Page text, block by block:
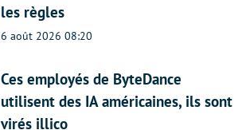
les règles
6 août 2026 08:20
Ces employés de ByteDance
utilisent des IA américaines, ils sont
virés illico